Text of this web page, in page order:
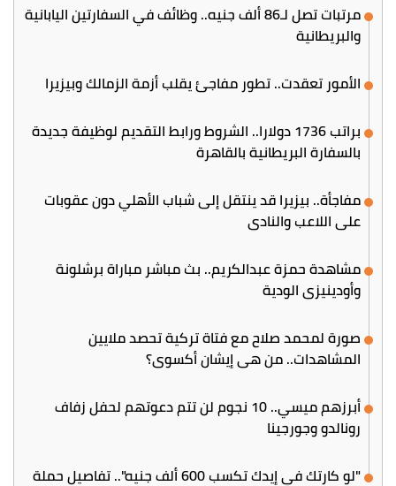
مرتبات تصل لـ86 ألف جنيه.. وظائف في السفارتين اليابانية
والبريطانية
الأمور تعقدت.. تطور مفاجئ يقلب أزمة الزمالك وبيزيرا
براتب 1736 دولارا.. الشروط ورابط التقديم لوظيفة جديدة
بالسفارة البريطانية بالقاهرة
مفاجأة.. بيزيرا قد ينتقل إلى شباب الأهلي دون عقوبات
على اللاعب والنادي
مشاهدة حمزة عبدالكريم.. بث مباشر مباراة برشلونة
وأودينيزي الودية
صورة لمحمد صلاح مع فتاة تركية تحصد ملايين
المشاهدات.. من هي إيشان أكسوي؟
أبرزهم ميسي.. 10 نجوم لن تتم دعوتهم لحفل زفاف
رونالدو وجورجينا
"لو كارتك في إيدك تكسب 600 ألف جنيه".. تفاصيل حملة